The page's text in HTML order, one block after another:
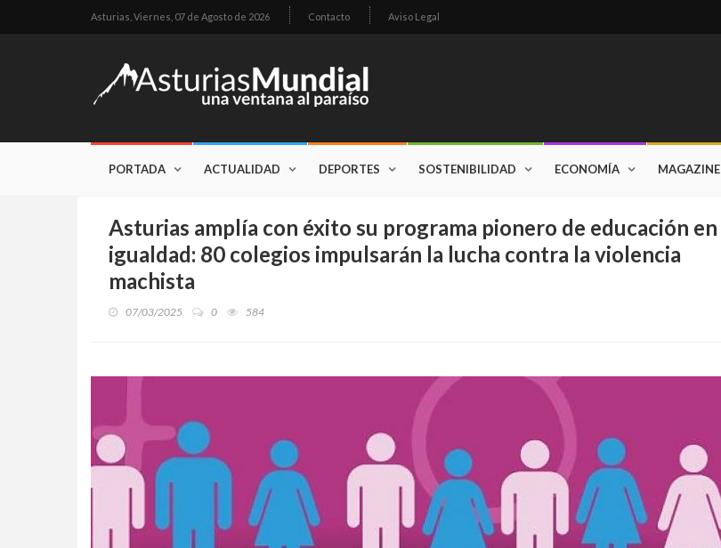
Asturias, Viernes, 07 de Agosto de 2026 Contacto Aviso Legal
PORTADA ACTUALIDAD DEPORTES SOSTENIBILIDAD ECONOMÍA MAGAZINE
Asturias amplía con éxito su programa pionero de educación en
igualdad: 80 colegios impulsarán la lucha contra la violencia
machista
07/03/2025 0 584